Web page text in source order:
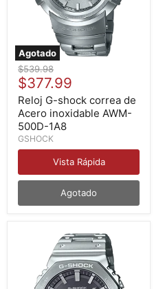
Agotado
Reloj
G-
shock
correa
de
Acero
inoxidable
AWM-
500D-
Precio
original
$539.98
Precio
actual
$377.99
Reloj G-shock correa de
Acero inoxidable AWM-
500D-1A8
GSHOCK
Vista Rápida
Agotado